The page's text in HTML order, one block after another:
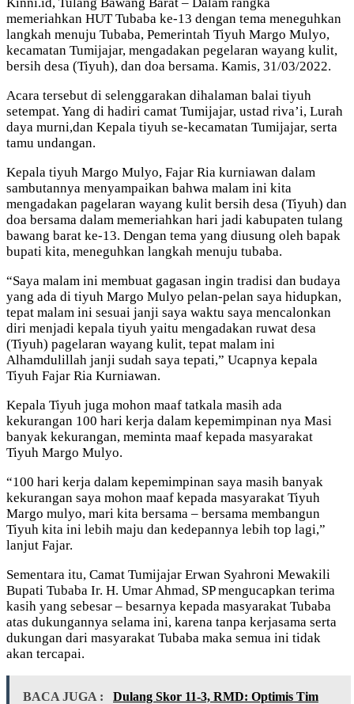
memeriahkan HUT Tubaba ke-13 dengan tema meneguhkan
langkah menuju Tubaba, Pemerintah Tiyuh Margo Mulyo,
kecamatan Tumijajar, mengadakan pegelaran wayang kulit,
bersih desa (Tiyuh), dan doa bersama. Kamis, 31/03/2022.
Acara tersebut di selenggarakan dihalaman balai tiyuh
setempat. Yang di hadiri camat Tumijajar, ustad riva’i, Lurah
daya murni,dan Kepala tiyuh se-kecamatan Tumijajar, serta
tamu undangan.
Kepala tiyuh Margo Mulyo, Fajar Ria kurniawan dalam
sambutannya menyampaikan bahwa malam ini kita
mengadakan pagelaran wayang kulit bersih desa (Tiyuh) dan
doa bersama dalam memeriahkan hari jadi kabupaten tulang
bawang barat ke-13. Dengan tema yang diusung oleh bapak
bupati kita, meneguhkan langkah menuju tubaba.
“Saya malam ini membuat gagasan ingin tradisi dan budaya
yang ada di tiyuh Margo Mulyo pelan-pelan saya hidupkan,
tepat malam ini sesuai janji saya waktu saya mencalonkan
diri menjadi kepala tiyuh yaitu mengadakan ruwat desa
(Tiyuh) pagelaran wayang kulit, tepat malam ini
Alhamdulillah janji sudah saya tepati,” Ucapnya kepala
Tiyuh Fajar Ria Kurniawan.
Kepala Tiyuh juga mohon maaf tatkala masih ada
kekurangan 100 hari kerja dalam kepemimpinan nya Masi
banyak kekurangan, meminta maaf kepada masyarakat
Tiyuh Margo Mulyo.
“100 hari kerja dalam kepemimpinan saya masih banyak
kekurangan saya mohon maaf kepada masyarakat Tiyuh
Margo mulyo, mari kita bersama – bersama membangun
Tiyuh kita ini lebih maju dan kedepannya lebih top lagi,”
lanjut Fajar.
Sementara itu, Camat Tumijajar Erwan Syahroni Mewakili
Bupati Tubaba Ir. H. Umar Ahmad, SP mengucapkan terima
kasih yang sebesar – besarnya kepada masyarakat Tubaba
atas dukungannya selama ini, karena tanpa kerjasama serta
dukungan dari masyarakat Tubaba maka semua ini tidak
akan tercapai.
BACA JUGA :
Dulang Skor 11-3, RMD: Optimis Tim